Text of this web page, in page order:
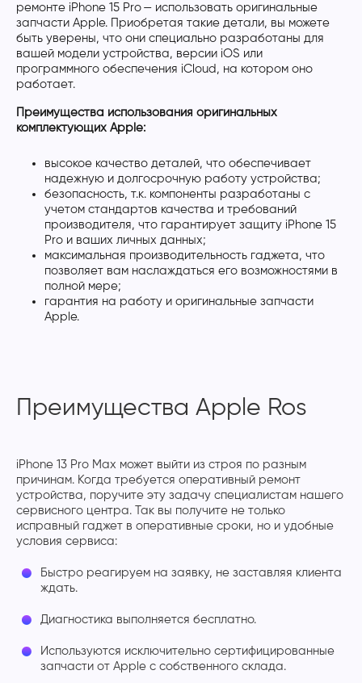
ремонте iPhone 15 Pro — использовать оригинальные
запчасти Apple. Приобретая такие детали, вы можете
быть уверены, что они специально разработаны для
вашей модели устройства, версии iOS или
программного обеспечения iCloud, на котором оно
работает.
Преимущества использования оригинальных
комплектующих Apple:
высокое качество деталей, что обеспечивает
надежную и долгосрочную работу устройства;
безопасность, т.к. компоненты разработаны с
учетом стандартов качества и требований
производителя, что гарантирует защиту iPhone 15
Pro и ваших личных данных;
максимальная производительность гаджета, что
позволяет вам наслаждаться его возможностями в
полной мере;
гарантия на работу и оригинальные запчасти
Apple.
Преимущества Apple Ros
iPhone 13 Pro Max может выйти из строя по разным
причинам. Когда требуется оперативный ремонт
устройства, поручите эту задачу специалистам нашего
сервисного центра. Так вы получите не только
исправный гаджет в оперативные сроки, но и удобные
условия сервиса:
Быстро реагируем на заявку, не заставляя клиента
ждать.
Диагностика выполняется бесплатно.
Используются исключительно сертифицированные
запчасти от Apple с собственного склада.